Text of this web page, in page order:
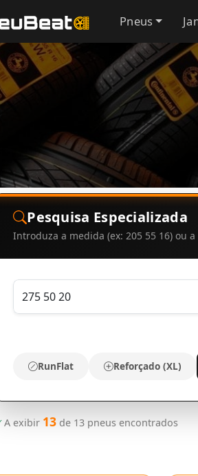
Pneus
Pesquisa Especializada
Introduza a medida (ex: 205 55 16) ou
RunFlat Reforçado (XL)
A exibir 13de 13pneus encontrados